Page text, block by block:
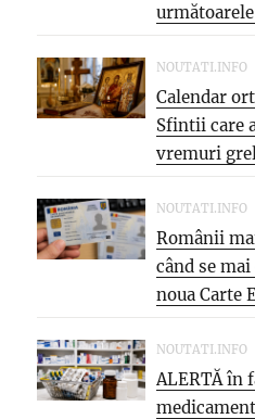
NOUTATI.INFO
Calendar
Sfintii care
vremuri
NOUTATI.INFO
Românii
când se
noua Carte
NOUTATI.INFO
ALERTĂ în